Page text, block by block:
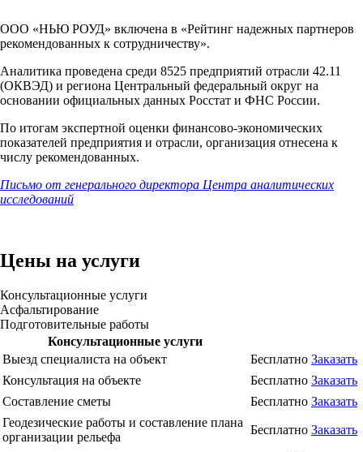
ООО «НЬЮ РОУД» включена в «Рейтинг надежных партнеров
рекомендованных к сотрудничеству».
Аналитика проведена среди 8525 предприятий отрасли 42.11
(ОКВЭД) и региона Центральный федеральный округ на
основании официальных данных Росстат и ФНС России.
По итогам экспертной оценки финансово-экономических
показателей предприятия и отрасли, организация отнесена к
числу рекомендованных.
Письмо от генерального директора Центра аналитических
исследований
Цены на услуги
Консультационные услуги
Асфальтирование
Подготовительные работы
Консультационные услуги
Выезд специалиста на объект
Бесплатно Заказать
Консультация на объекте
Бесплатно Заказать
Составление сметы
Бесплатно Заказать
Геодезические работы и составление плана
организации рельефа
Бесплатно Заказать